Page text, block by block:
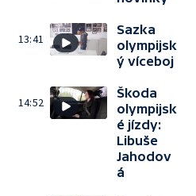
13:41
Sazka
olympijsk
ý víceboj
14:52
Škoda
olympijsk
é jízdy:
Libuše
Jahodov
á